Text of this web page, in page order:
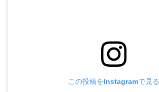
この投稿をInstagramで見る